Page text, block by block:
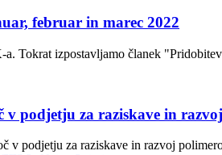
februar in marec 2022
Tokrat izpostavljamo članek
v podjetju za raziskave in
podjetju za raziskave in razvoj